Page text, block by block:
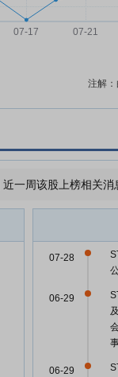
注解
近一周该股上榜相关
07-28
06-29
06-29